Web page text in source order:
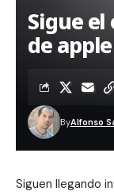
Sigue
de apple
ByAlfonso
Siguen llegando